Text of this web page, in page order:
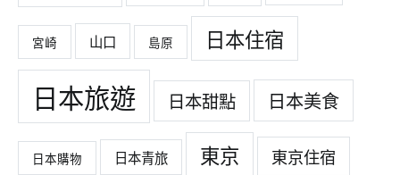
宮崎 山口 島原 日本住宿
日本旅遊 日本甜點 日本美食
日本購物 日本青旅 東京 東京住宿